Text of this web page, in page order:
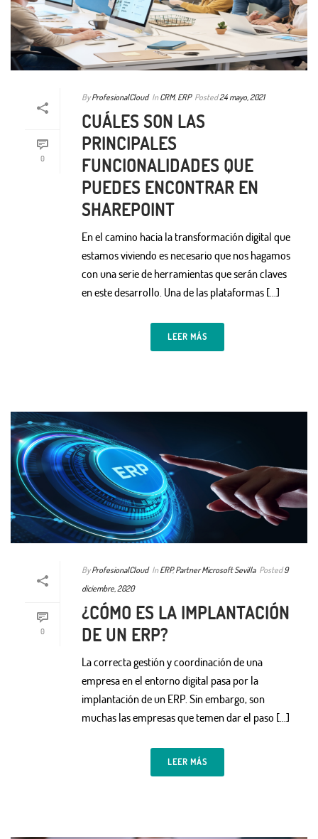
0
By ProfesionalCloud In CRM, ERP Posted24 mayo, 2021
CUÁLES SON LAS
PRINCIPALES
FUNCIONALIDADES QUE
PUEDES ENCONTRAR EN
SHAREPOINT
En el camino hacia la transformación digital que
estamos viviendo es necesario que nos hagamos
con una serie de herramientas que serán claves
en este desarrollo. Una de las plataformas […]
LEER MÁS
0
By ProfesionalCloud In ERP,Partner Microsoft Sevilla Posted 9
diciembre, 2020
¿CÓMO ES LA IMPLANTACIÓN
DE UN ERP?
La correcta gestión y coordinación de una
empresa en el entorno digital pasa por la
implantación de un ERP. Sin embargo, son
muchas las empresas que temen dar el paso […]
LEER MÁS